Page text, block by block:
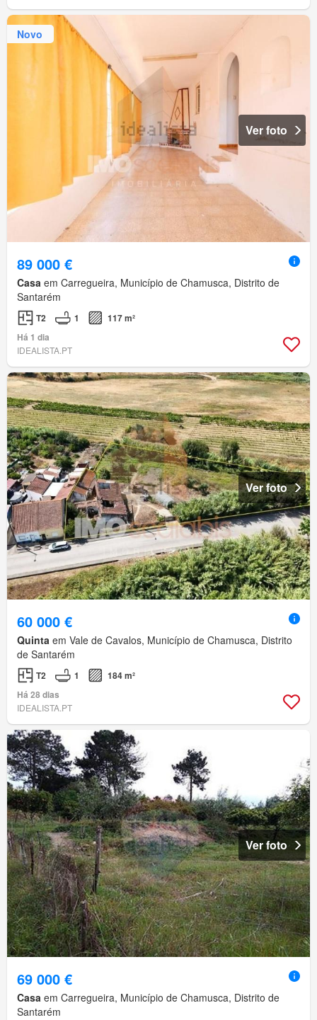
Novo
Ver foto
89 000 €
Casa em Carregueira, Município de Chamusca, Distrito de
Santarém
T2 1
117 m²
Há 1 dia
IDEALISTA.PT
Ver foto
60 000 €
Quinta em Vale de Cavalos, Município de Chamusca, Distrito
de Santarém
T2 1
184 m²
Há 28 dias
IDEALISTA.PT
Ver foto
69 000 €
Casa em Carregueira, Município de Chamusca, Distrito de
Santarém